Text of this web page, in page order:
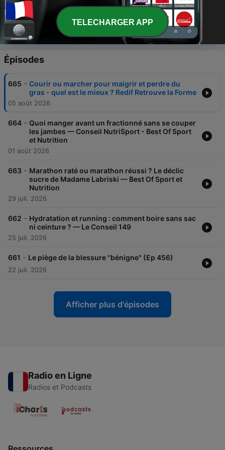
00:00
Épisodes
665 - Courir ou marcher pour maigrir et perdre du
gras - quel est le mieux ? Redif Retrouve la Forme
05 août 2026
664 - Quoi manger avant un fractionné sans se couper
les jambes — Conseil NutriSport - Best Of Sport
et Nutrition
01 août 2026
663 - Marathon raté ou marathon réussi ? Le déclic
sucre de Madame Labriski — Best Of Sport et
Nutrition
29 juil. 2026
662 - Hydratation et running : comment boire sans sac
ni ceinture ? — Le Conseil 149
25 juil. 2026
661 - Le piège de la blessure "bénigne" (Ep 456)
22 juil. 2026
Afficher plus d'épisodes
Radio en Ligne
Radios et Podcasts
TELECHARGER APP